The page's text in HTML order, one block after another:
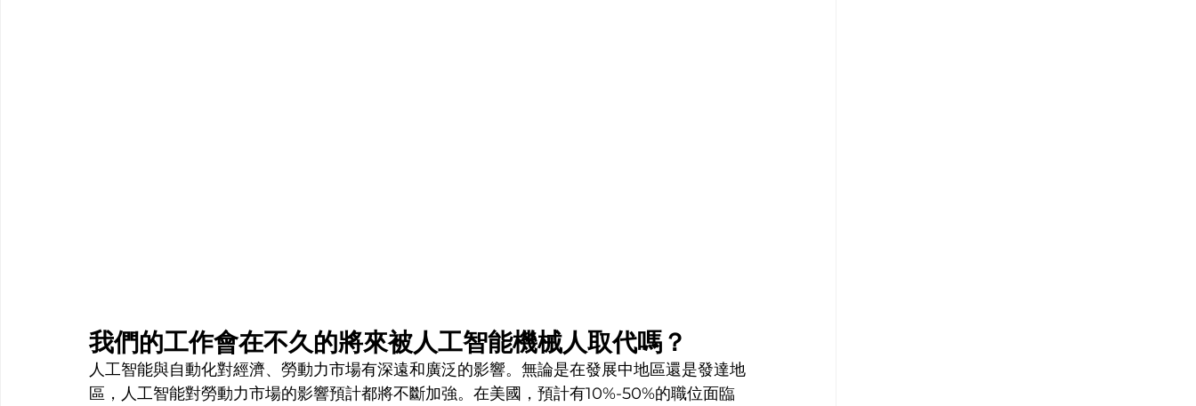
我們的工作會在不久的將來被人工智能機械人取代嗎？
人工智能與自動化對經濟、勞動力市場有深遠和廣泛的影響。無論是在發展中地區還是發達地
區，人工智能對勞動力市場的影響預計都將不斷加強。在美國，預計有10%-50%的職位面臨